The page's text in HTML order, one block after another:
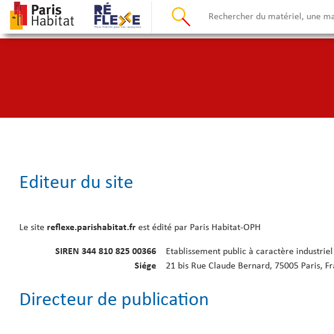
Editeur du site
Le site reflexe.parishabitat.fr est édité par Paris Habitat-OPH
SIREN 344 810 825 00366
Etablissement public à caractère
Siége
21 bis Rue Claude Bernard, 75005 Paris,
Directeur de publication